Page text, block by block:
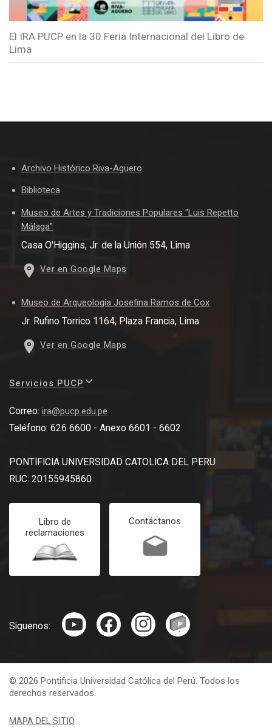
El IRA PUCP en la 30 Feria Internacional del Libro de
Lima
Archivo Histórico Riva-Agüero
Biblioteca
Museo de Artes y Tradiciones Populares "Luis Repetto
Málaga"
Casa O'Higgins, Jr. de la Unión 554, Lima
Ver en Google Maps
Museo de Arqueología Josefina Ramos de Cox
Jr. Rufino Torrico 1164, Plaza Francia, Lima
Ver en Google Maps
Servicios PUCP
Correo: ira@pucp.edu.pe
Teléfono: 626 6600 - Anexo 6601 - 6602
PONTIFICIA UNIVERSIDAD CATOLICA DEL PERU
RUC: 20155945860
Libro de
reclamaciones
Contáctanos
Siguenos:
© 2026 Pontificia Universidad Católica del Perú. Todos los
derechos reservados.
MAPA DEL SITIO